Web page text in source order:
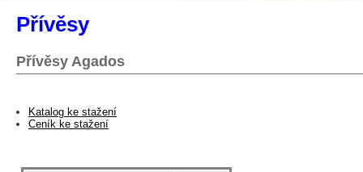
Přívěsy
Přívěsy Agados
Katalog ke stažení
Ceník ke stažení